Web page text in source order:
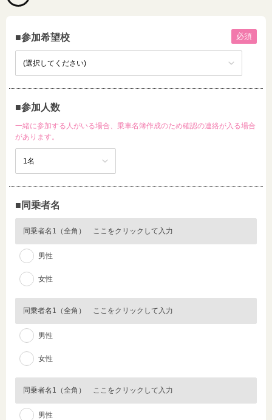
■参加希望校 必須
■参加人数
一緒に参加する人がいる場合、乗車名簿作成のため確認の連絡が入る場合
があります。
■同乗者名
男性
女性
男性
女性
男性